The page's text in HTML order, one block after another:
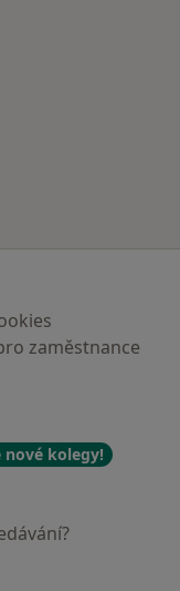
zaměstnance
nové kolegy!